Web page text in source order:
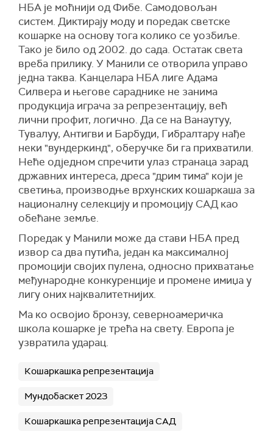
НБА је моћнији од Фибе. Самодовољан
систем. Диктирају моду и поредак светске
кошарке на основу тога колико се уозбиље.
Тако је било од 2002. до сада. Остатак света
вреба прилику. У Манили се отворила управо
једна таква. Канцелара НБА лиге Адама
Силвера и његове сараднике не занима
продукција играча за репрезентацију, већ
лични профит, логично. Да се на Ванаутуу,
Тувалуу, Антигви и Барбуди, Гибралтару нађе
неки "вундеркинд", оберучке би га прихватили.
Неће одједном спречити улаз странаца зарад
државних интереса, дреса "дрим тима" који је
светиња, производње врхунских кошаркаша за
националну селекцију и промоцију САД као
обећане земље.
Поредак у Манили може да стави НБА пред
извор са два путића, један ка максималној
промоцији својих пулена, односно прихватање
међународне конкуренције и промене имиџа у
лигу оних најквалитетнијих.
Ма ко освојио бронзу, северноамеричка
школа кошарке је трећа на свету. Европа је
узвратила ударац.
Кошаркашка репрезентација
Мундобаскет 2023
Кошаркашка репрезентација САД